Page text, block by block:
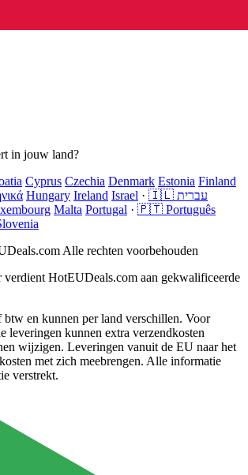
in jouw land?
Cyprus Czechia Denmark Estonia Finland
Hungary Ireland Israel ·
🇮🇱 עברית
Malta Portugal · 🇵🇹 Português
Alle rechten voorbehouden
verdient HotEUDeals.com aan gekwalificeerde
en kunnen per land verschillen. Voor
leveringen kunnen extra verzendkosten
wijzigen. Leveringen vanuit de EU naar het
met zich meebrengen. Alle informatie
verstrekt.